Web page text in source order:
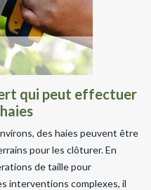
qui peut effectuer
des haies peuvent être
pour les clôturer. En
de taille pour
interventions complexes, il